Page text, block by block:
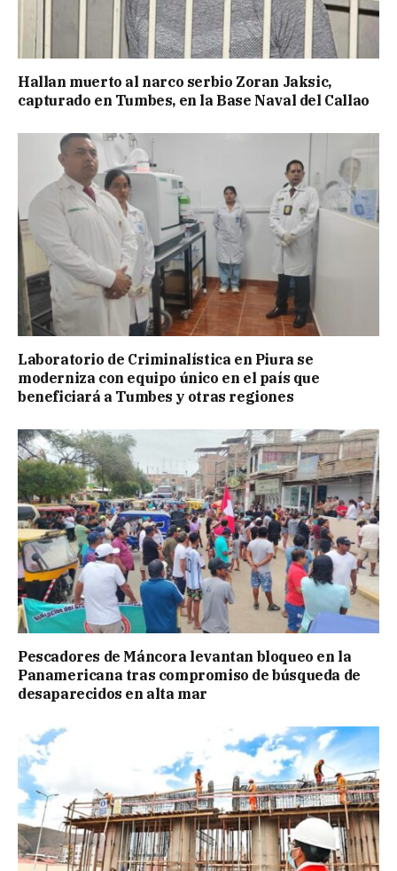
Hallan muerto al narco serbio Zoran Jaksic,
capturado en Tumbes, en la Base Naval del Callao
Laboratorio de Criminalística en Piura se
moderniza con equipo único en el país que
beneficiará a Tumbes y otras regiones
Pescadores de Máncora levantan bloqueo en la
Panamericana tras compromiso de búsqueda de
desaparecidos en alta mar